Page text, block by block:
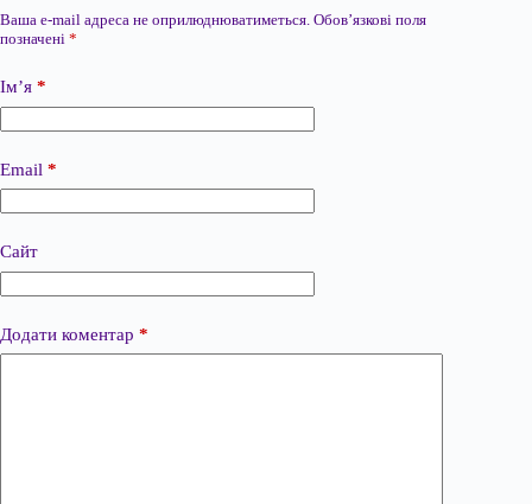
Ваша e-mail адреса не оприлюднюватиметься. Обов’язкові поля
позначені *
Ім’я *
Email *
Сайт
Додати коментар *